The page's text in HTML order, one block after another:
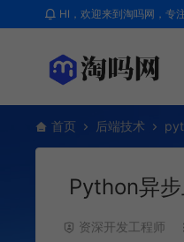
HI，欢迎来到淘吗网，专
首页 后端技术
Python异
资深开发工程师